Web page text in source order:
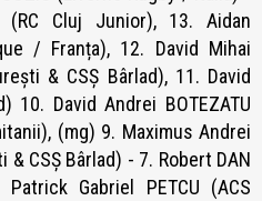
(RC Cluj Junior), 13. Aidan
/ Franța), 12. David Mihai
& CSȘ Bârlad), 11. David
10. David Andrei BOTEZATU
(mg) 9. Maximus Andrei
& CSȘ Bârlad) - 7. Robert DAN
Gabriel PETCU (ACS